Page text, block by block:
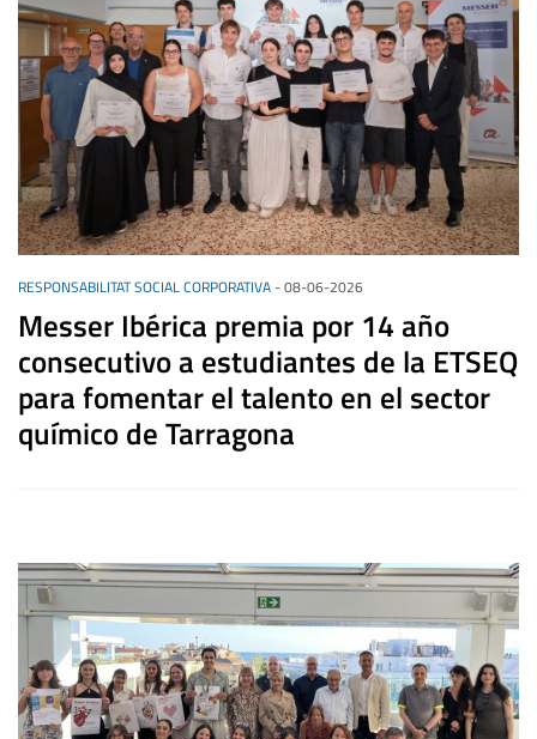
RESPONSABILITAT SOCIAL CORPORATIVA-08-06-2026
Messer Ibérica premia por 14 año
consecutivo a estudiantes de la ETSEQ
para fomentar el talento en el sector
químico de Tarragona